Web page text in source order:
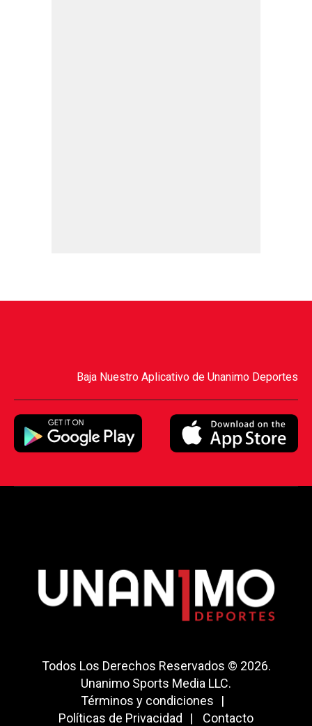
Baja Nuestro Aplicativo de Unanimo Deportes
Todos Los Derechos Reservados © 2026.
Unanimo Sports Media LLC.
Términos y condiciones
Políticas de Privacidad
Contacto